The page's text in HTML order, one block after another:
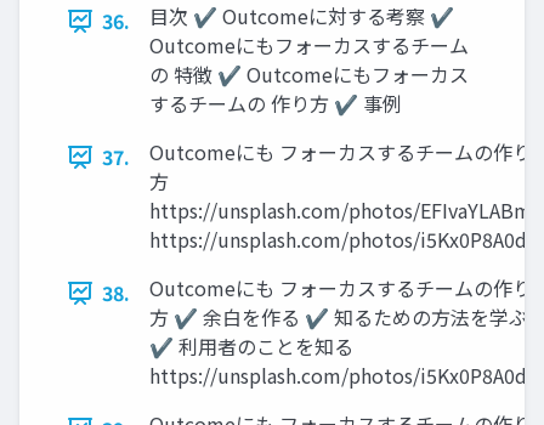
36.
目次 ✔ Outcomeに対する考察 ✔
Outcomeにもフォーカスするチーム
の 特徴 ✔ Outcomeにもフォーカス
するチームの 作り方 ✔ 事例
37.
Outcomeにも フォーカスするチームの作り
方
https://unsplash.com/photos/
https://unsplash.com/photos/i5Kx0P8A0d4
38.
Outcomeにも フォーカスするチームの作り
方 ✔ 余白を作る ✔ 知るための方法を学ぶ
✔ 利用者のことを知る
https://unsplash.com/photos/i5Kx0P8A0d4